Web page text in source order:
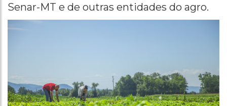
Senar-MT e de outras entidades do agro.